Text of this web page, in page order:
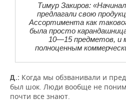
Тимур Закиров:
предлагали свою
Ассортимента как
была просто
10—15 предметов, и
полноценным
Д.: Когда мы обзванивали и
был шок. Люди вообще не
почти все знают.